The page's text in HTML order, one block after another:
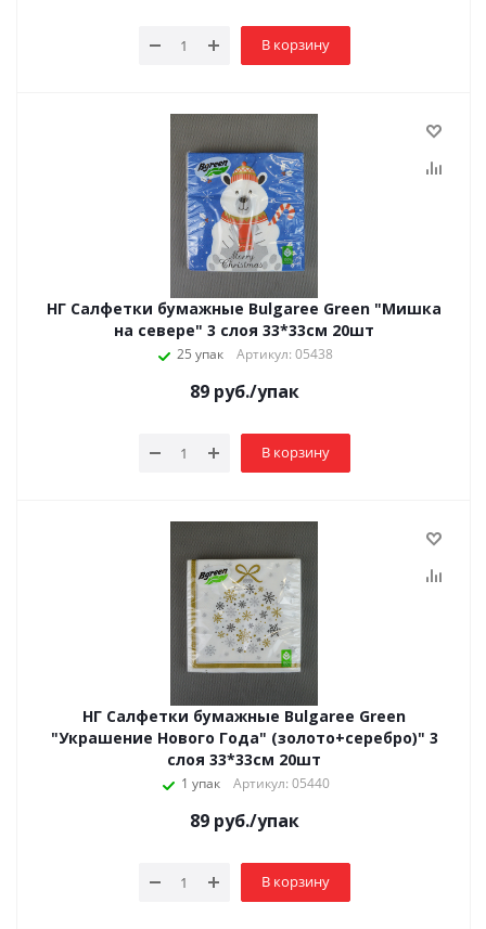
В корзину
НГ Салфетки бумажные Bulgaree Green "Мишка
на севере" 3 слоя 33*33см 20шт
25 упак Артикул: 05438
89руб./упак
В корзину
НГ Салфетки бумажные Bulgaree Green
"Украшение Нового Года" (золото+серебро)" 3
слоя 33*33см 20шт
1 упак Артикул: 05440
89руб./упак
В корзину